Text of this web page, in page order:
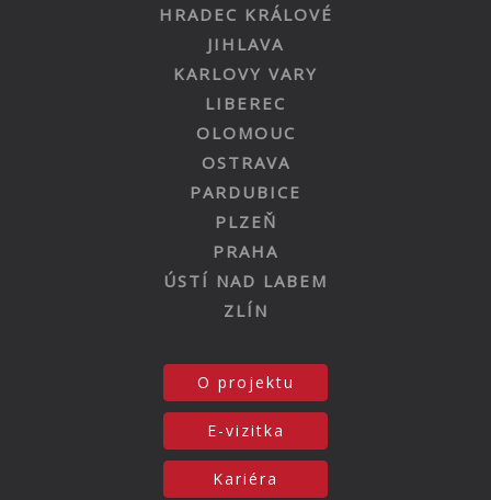
HRADEC KRÁLOVÉ
JIHLAVA
KARLOVY VARY
LIBEREC
OLOMOUC
OSTRAVA
PARDUBICE
PLZEŇ
PRAHA
ÚSTÍ NAD LABEM
ZLÍN
O projektu
E-vizitka
Kariéra